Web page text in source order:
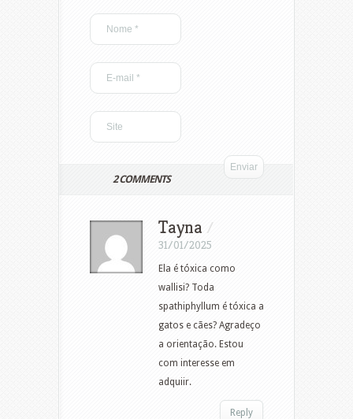
2 COMMENTS
Tayna /
31/01/2025
Ela é tóxica como
wallisi? Toda
spathiphyllum é tóxica a
gatos e cães? Agradeço
a orientação. Estou
com interesse em
adquiir.
Reply